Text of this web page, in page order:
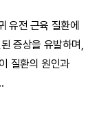
유전 근육 질환에
증상을 유발하며,
질환의 원인과